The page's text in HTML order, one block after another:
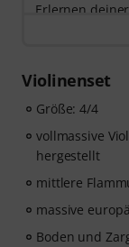
Erlernen
hochwertiger
zielgerichteten
von tonestro
gespielten
zur Tonhöhe
deine
Freude zu
Keine
Violinenset
Größe: 4/4
vollmassive
hergestellt
mittlere
massive
Boden und